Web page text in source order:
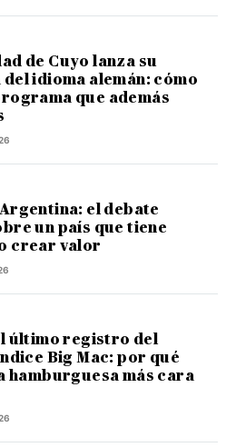
de Cuyo lanza su
idioma alemán: cómo
que además
el debate
un país que tiene
crear valor
último registro del
Big Mac: por qué
hamburguesa más cara